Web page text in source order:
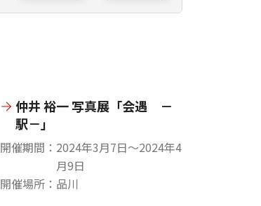
仲井 裕一 写真展「会遇 －
駅－」
開催期間
2024年3月7日〜2024年4
月9日
開催場所
品川